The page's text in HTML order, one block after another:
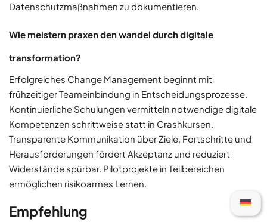
Datenschutzmaßnahmen zu dokumentieren.
Wie meistern praxen den wandel durch digitale
transformation?
Erfolgreiches Change Management beginnt mit
frühzeitiger Teameinbindung in Entscheidungsprozesse.
Kontinuierliche Schulungen vermitteln notwendige digitale
Kompetenzen schrittweise statt in Crashkursen.
Transparente Kommunikation über Ziele, Fortschritte und
Herausforderungen fördert Akzeptanz und reduziert
Widerstände spürbar. Pilotprojekte in Teilbereichen
ermöglichen risikoarmes Lernen.
Empfehlung